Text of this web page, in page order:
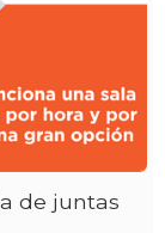
de juntas